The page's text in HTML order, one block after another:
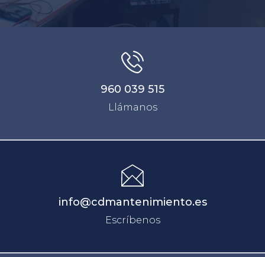
960 039 515
Llámanos
info@cdmantenimiento.es
Escríbenos